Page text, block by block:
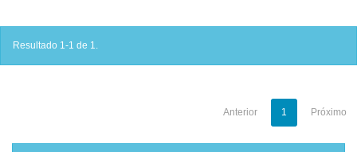
Resultado 1-1 de 1.
Anterior 1 Próximo